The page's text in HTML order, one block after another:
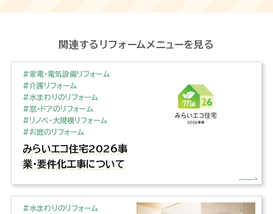
関連するリフォームメニューを見る
#家電・電気設備リフォーム
#介護リフォーム
#水まわりのリフォーム
#窓・ドアのリフォーム
#リノベ・大規模リフォーム
#お庭のリフォーム
みらいエコ住宅2026事
業・要件化工事について
#水まわりのリフォーム